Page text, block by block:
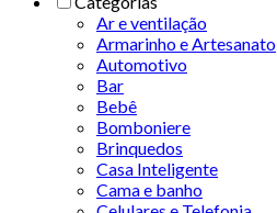
Ar e ventilação
Armarinho e Artesanato
Automotivo
Bar
Bebê
Bomboniere
Brinquedos
Casa Inteligente
Cama e banho